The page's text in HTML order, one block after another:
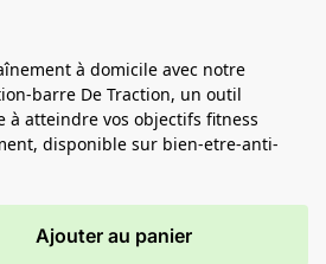
à domicile avec notre
barre De Traction, un outil
à atteindre vos objectifs fitness
disponible sur bien-etre-anti-
Ajouter au panier